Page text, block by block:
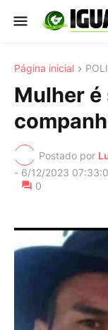
Página inicial
Mulher
Postado por
- 6/12/2023
0